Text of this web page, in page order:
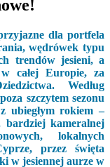
dla portfela
wędrówek typu
trendów jesieni, a
całej Europie, za
Według
szczytem sezonu
ubiegłym rokiem –
bardziej kameralnej
lokalnych
przez święta
w jesiennej aurze w